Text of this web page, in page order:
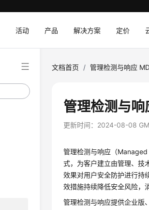
活动 产品 解决方案 定价
文档首页 / 管理检测与响应
管理检测与响
更新时间： 2024-08-08
管理检测与响应（
式，为客户建立由管理、技
效果对用户安全防护进行持
效措施持续降低安全风险，
管理检测与响应提供企业版